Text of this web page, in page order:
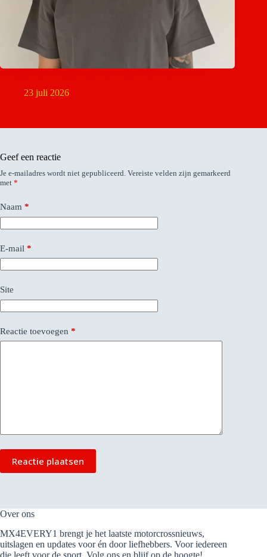
23 juli 2026
Geef een reactie
Je e-mailadres wordt niet gepubliceerd. Vereiste velden zijn gemarkeerd
met *
Naam *
E-mail *
Site
Reactie toevoegen *
Reactie plaatsen
Over ons
MX4EVERY1 brengt je het laatste motorcrossnieuws,
uitslagen en updates voor én door liefhebbers. Voor iedereen